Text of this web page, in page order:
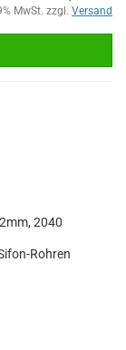
MwSt. zzgl. Versand
2040
Rohren